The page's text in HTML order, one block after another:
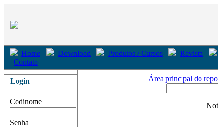
Home Download Produtos / Cursos
Revista
Contato
Login
Codinome
Senha
[ Área principal do